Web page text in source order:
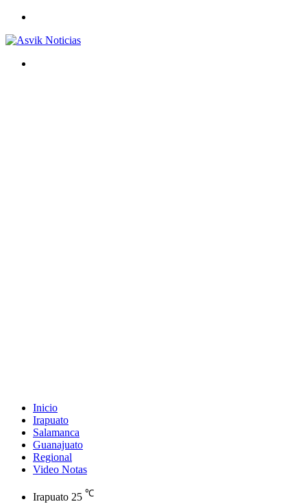
Inicio
Irapuato
Salamanca
Guanajuato
Regional
Video Notas
Irapuato 25 ℃